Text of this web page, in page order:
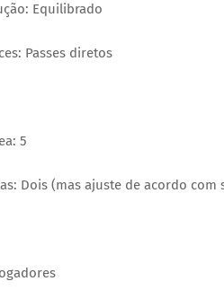
Equilibrado
Passes diretos
5
Dois (mas ajuste de acordo com